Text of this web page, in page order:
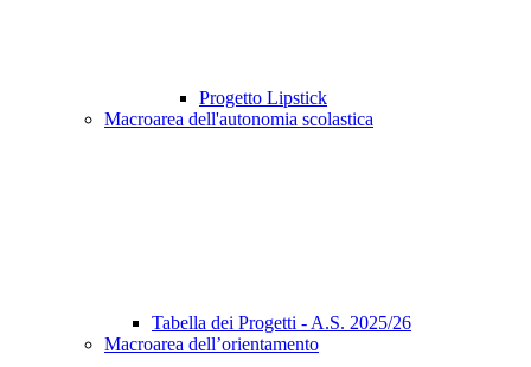
Progetto Lipstick
Macroarea dell'autonomia scolastica
Tabella dei Progetti - A.S. 2025/26
Macroarea dell’orientamento